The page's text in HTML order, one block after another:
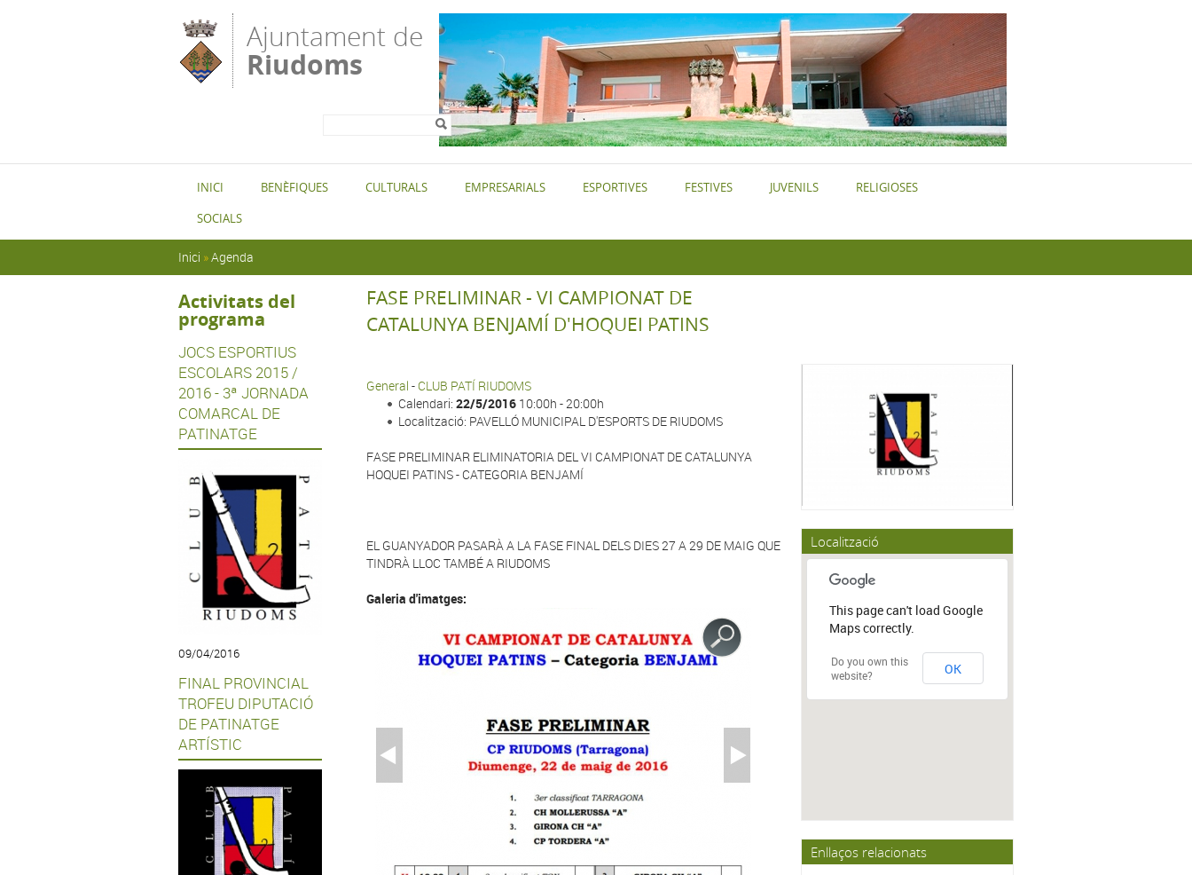
Ajuntament de
Riudoms
Formulari de
INICI BENÈFIQUES CULTURALS EMPRESARIALS ESPORTIVES FESTIVES JUVENILS
RELIGIOSES
SOCIALS
Inici »Agenda
Activitats del
programa
JOCS ESPORTIUS
ESCOLARS 2015 /
2016 - 3ª JORNADA
COMARCAL DE
PATINATGE
09/04/2016
FINAL PROVINCIAL
TROFEU DIPUTACIÓ
DE PATINATGE
ARTÍSTIC
Localització
This page can't load Google
Maps correctly.
Do you own this
website?
OK
Enllaços relacionats
FASE PRELIMINAR - VI CAMPIONAT DE
CATALUNYA BENJAMÍ D'HOQUEI PATINS
General - CLUB PATÍ RIUDOMS
Calendari: 22/5/2016 10:00h - 20:00h
Localització: PAVELLÓ MUNICIPAL D'ESPORTS DE RIUDOMS
FASE PRELIMINAR ELIMINATORIA DEL VI CAMPIONAT DE CATALUNYA
HOQUEI PATINS - CATEGORIA BENJAMÍ
EL GUANYADOR PASARÀ A LA FASE FINAL DELS DIES 27 A 29 DE MAIG QUE
TINDRÀ LLOC TAMBÉ A RIUDOMS
Galeria d'imatges: